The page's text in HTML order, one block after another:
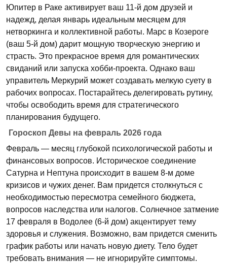
Юпитер в Раке активирует ваш 11-й дом друзей и
надежд, делая январь идеальным месяцем для
нетворкинга и коллективной работы. Марс в Козероге
(ваш 5-й дом) дарит мощную творческую энергию и
страсть. Это прекрасное время для романтических
свиданий или запуска хобби-проекта. Однако ваш
управитель Меркурий может создавать мелкую суету в
рабочих вопросах. Постарайтесь делегировать рутину,
чтобы освободить время для стратегического
планирования будущего.
Гороскоп Девы на февраль 2026 года
Февраль — месяц глубокой психологической работы и
финансовых вопросов. Историческое соединение
Сатурна и Нептуна происходит в вашем 8-м доме
кризисов и чужих денег. Вам придется столкнуться с
необходимостью пересмотра семейного бюджета,
вопросов наследства или налогов. Солнечное затмение
17 февраля в Водолее (6-й дом) акцентирует тему
здоровья и служения. Возможно, вам придется сменить
график работы или начать новую диету. Тело будет
требовать внимания — не игнорируйте симптомы.